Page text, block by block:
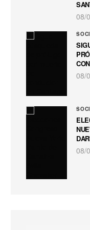
08/
08/
08/